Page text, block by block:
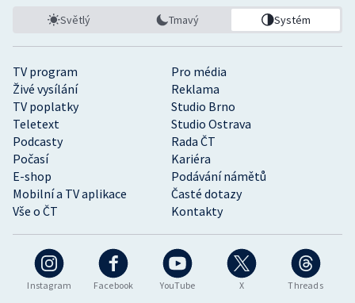
Instagram Facebook YouTube X Threads
TV program
Pro média
Živé vysílání
Reklama
TV poplatky
Studio Brno
Teletext
Studio Ostrava
Podcasty
Rada ČT
Počasí
Kariéra
E-shop
Podávání námětů
Mobilní a TV aplikace
Časté dotazy
Vše o ČT
Kontakty
Světlý Tmavý Systém